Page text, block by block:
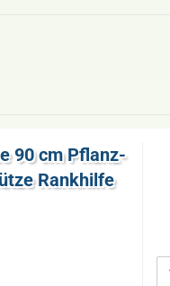
90 cm Pflanz­
Rank­hil­fe